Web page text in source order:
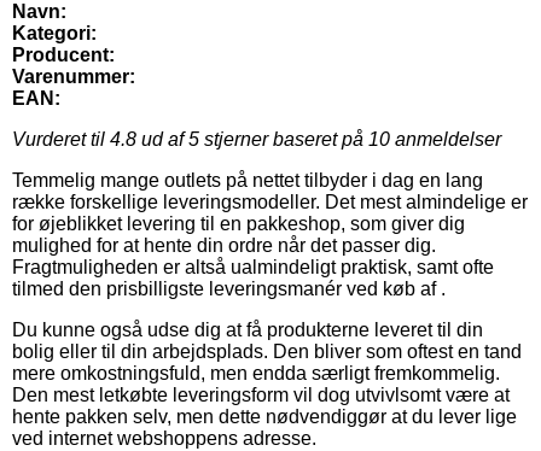
Navn:
Kategori:
Producent:
Varenummer:
EAN:
Vurderet til 4.8 ud af 5 stjerner baseret på 10 anmeldelser
Temmelig mange outlets på nettet tilbyder i dag en lang
række forskellige leveringsmodeller. Det mest almindelige er
for øjeblikket levering til en pakkeshop, som giver dig
mulighed for at hente din ordre når det passer dig.
Fragtmuligheden er altså ualmindeligt praktisk, samt ofte
tilmed den prisbilligste leveringsmanér ved køb af .
Du kunne også udse dig at få produkterne leveret til din
bolig eller til din arbejdsplads. Den bliver som oftest en tand
mere omkostningsfuld, men endda særligt fremkommelig.
Den mest letkøbte leveringsform vil dog utvivlsomt være at
hente pakken selv, men dette nødvendiggør at du lever lige
ved internet webshoppens adresse.